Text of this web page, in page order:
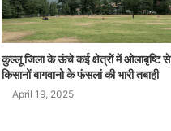
कुल्लू जिला के ऊंचे कई क्षेत्रों में ओलाबृष्टि से
किसानों बागवानो के फंसलां की भारी तबाही
April 19, 2025